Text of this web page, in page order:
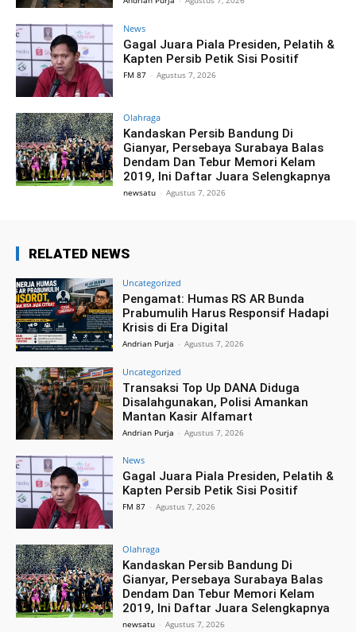
News
Gagal Juara Piala Presiden, Pelatih &
Kapten Persib Petik Sisi Positif
FM 87 - Agustus 7, 2026
Olahraga
Kandaskan Persib Bandung Di
Gianyar, Persebaya Surabaya Balas
Dendam Dan Tebur Memori Kelam
2019, Ini Daftar Juara Selengkapnya
newsatu - Agustus 7, 2026
RELATED NEWS
Uncategorized
Pengamat: Humas RS AR Bunda
Prabumulih Harus Responsif Hadapi
Krisis di Era Digital
Andrian Purja - Agustus 7, 2026
Uncategorized
Transaksi Top Up DANA Diduga
Disalahgunakan, Polisi Amankan
Mantan Kasir Alfamart
Andrian Purja - Agustus 7, 2026
News
Gagal Juara Piala Presiden, Pelatih &
Kapten Persib Petik Sisi Positif
FM 87 - Agustus 7, 2026
Olahraga
Kandaskan Persib Bandung Di
Gianyar, Persebaya Surabaya Balas
Dendam Dan Tebur Memori Kelam
2019, Ini Daftar Juara Selengkapnya
newsatu - Agustus 7, 2026